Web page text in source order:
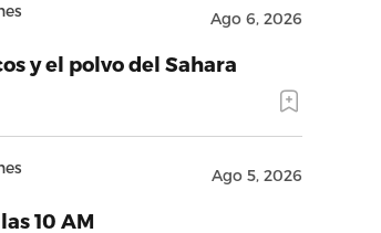
Ago 6, 2026
y el polvo del Sahara
Ago 5, 2026
10 AM